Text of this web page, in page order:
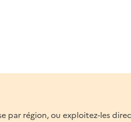
par région, ou exploitez-les